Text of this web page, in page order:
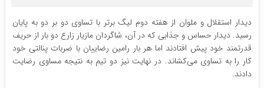
دیدار استقلال و ملوان از هفته دوم لیگ برتر با تساوی دو بر دو به پایان
رسید. دیدار حساس و جذابی که در آن، شاگردان مازیار زارع دو بار از حریف
قدرتمند خود پیش افتادند اما هر بار رامین رضاییان با ضربات پنالتی خود
کار را به تساوی می‌کشاند. در نهایت نیز دو تیم به نتیجه مساوی رضایت
دادند.